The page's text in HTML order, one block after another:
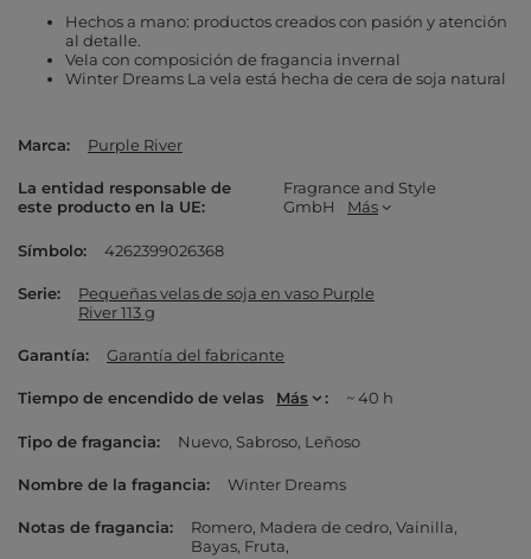
Hechos a mano: productos creados con pasión y atención
al detalle.
Vela con composición de fragancia invernal
Winter Dreams La vela está hecha de cera de soja natural
Marca Purple River
La entidad responsable de
este producto en la UE
Fragrance and Style
GmbH
Más
Símbolo 4262399026368
Serie
Pequeñas velas de soja en vaso Purple
River 113 g
Garantía Garantía del fabricante
Tiempo de encendido de velas Más ~ 40 h
Tipo de fragancia Nuevo Sabroso Leñoso
Nombre de la fragancia Winter Dreams
Notas de fragancia Romero Madera de cedro Vainilla
Bayas Fruta